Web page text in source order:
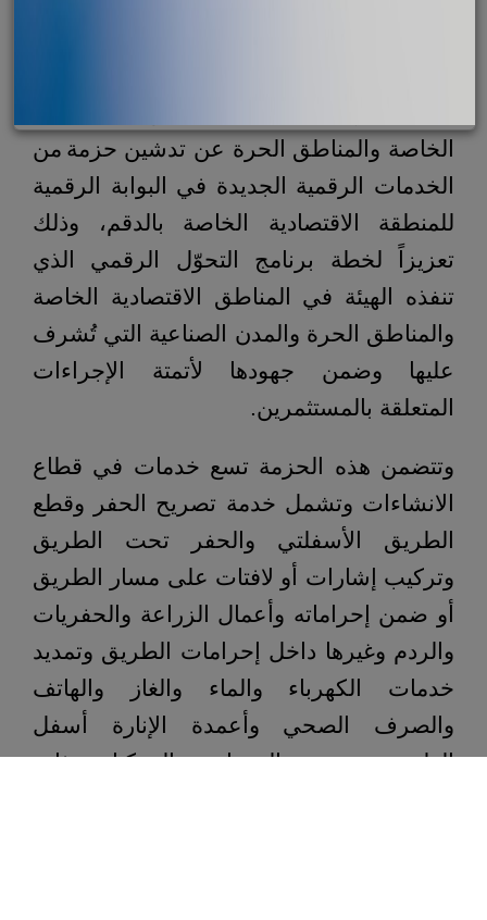
الخاصة والمناطق الحرة عن تدشين حزمة من
الخدمات الرقمية الجديدة في البوابة الرقمية
للمنطقة الاقتصادية الخاصة بالدقم، وذلك
تعزيزاً لخطة برنامج التحوّل الرقمي الذي
تنفذه الهيئة في المناطق الاقتصادية الخاصة
والمناطق الحرة والمدن الصناعية التي تُشرف
عليها وضمن جهودها لأتمتة الإجراءات
المتعلقة بالمستثمرين.
وتتضمن هذه الحزمة تسع خدمات في قطاع
الانشاءات وتشمل خدمة تصريح الحفر وقطع
الطريق الأسفلتي والحفر تحت الطريق
وتركيب إشارات أو لافتات على مسار الطريق
أو ضمن إحراماته وأعمال الزراعة والحفريات
والردم وغيرها داخل إحرامات الطريق وتمديد
خدمات الكهرباء والماء والغاز والهاتف
والصرف الصحي وأعمدة الإنارة أسفل
الطريق وتسيير المعدات والمركبات ذات